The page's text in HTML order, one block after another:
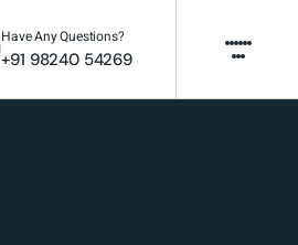
+91 98240 54269
Have Any Questions?